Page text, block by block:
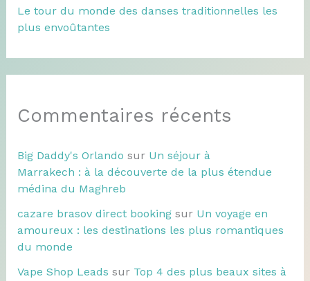
Le tour du monde des danses traditionnelles les
plus envoûtantes
Commentaires récents
Big Daddy's Orlando sur Un séjour à
Marrakech : à la découverte de la plus étendue
médina du Maghreb
cazare brasov direct bookingsur Un voyage en
amoureux : les destinations les plus romantiques
du monde
Vape Shop Leads sur Top 4 des plus beaux sites à